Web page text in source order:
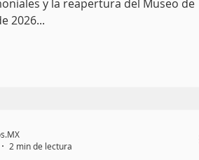
y la reapertura del Museo de
2026...
2 min de lectura